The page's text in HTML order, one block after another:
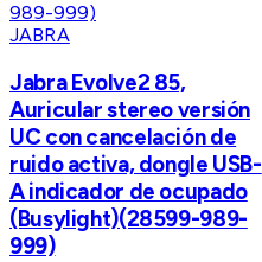
JABRA
Jabra Evolve2 85,
Auricular stereo versión
UC con cancelación de
ruido activa, dongle USB-
A indicador de ocupado
(Busylight)(28599-989-
999)